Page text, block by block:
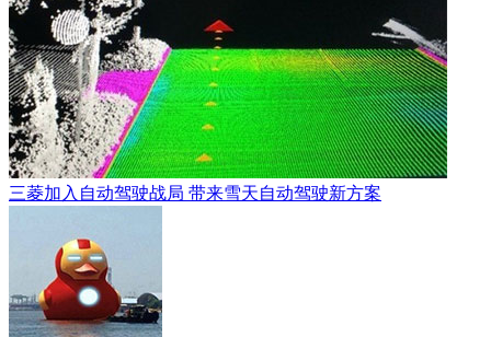
三菱加入自动驾驶战局 带来雪天自动驾驶新方案